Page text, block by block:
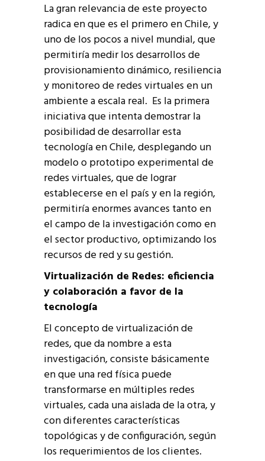
La gran relevancia de este proyecto
radica en que es el primero en Chile, y
uno de los pocos a nivel mundial, que
permitiría medir los desarrollos de
provisionamiento dinámico, resiliencia
y monitoreo de redes virtuales en un
ambiente a escala real. Es la primera
iniciativa que intenta demostrar la
posibilidad de desarrollar esta
tecnología en Chile, desplegando un
modelo o prototipo experimental de
redes virtuales, que de lograr
establecerse en el país y en la región,
permitiría enormes avances tanto en
el campo de la investigación como en
el sector productivo, optimizando los
recursos de red y su gestión.
Virtualización de Redes: eficiencia
y colaboración a favor de la
tecnología
El concepto de virtualización de
redes, que da nombre a esta
investigación, consiste básicamente
en que una red física puede
transformarse en múltiples redes
virtuales, cada una aislada de la otra, y
con diferentes características
topológicas y de configuración, según
los requerimientos de los clientes.